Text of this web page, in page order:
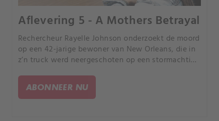
Aflevering 5 - A Mothers Betrayal
Rechercheur Rayelle Johnson onderzoekt de moord
op een 42-jarige bewoner van New Orleans, die in
z’n truck werd neergeschoten op een stormachtige
ABONNEER NU